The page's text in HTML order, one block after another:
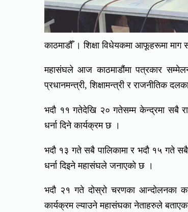
काठमाडौँ । शिक्षा विधेयकमा आफूहरूमा
महासंघले आज काठमाडौंमा पत्रकार
प्रधानमन्त्री, शिक्षामन्त्री र राजनीतिक
भदौ ११ गतेदेखि २० गतेसम्म केन्द्रमा सबै
धर्ना दिने कार्यक्रम छ ।
भदौ १३ गते सबै पालिकामा र भदौ १५ गते सबै
धर्ना दिइने महासंघले जनाएको छ ।
भदौ २१ गते दोस्रो चरणका आन्दोलनका
कार्यक्रम ल्याउने महासंघका नेताहरुले